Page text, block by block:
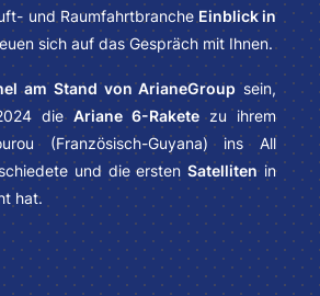
und Raumfahrtbranche Einblick in
sich auf das Gespräch mit Ihnen.
am Stand von ArianeGroup sein,
die Ariane 6-Rakete zu ihrem
(Französisch-Guyana) ins All
und die erstenSatellitenin
hat.